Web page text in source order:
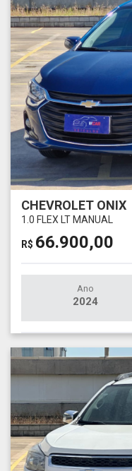
CHEVROLET ONIX
1.0 FLEX LT MANUAL
R$ 66.900,00
Ano
2024